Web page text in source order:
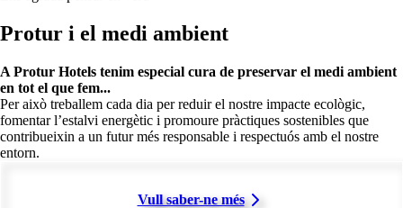
Protur i el medi ambient
A Protur Hotels tenim especial cura de preservar el medi ambient
en tot el que fem...
Per això treballem cada dia per reduir el nostre impacte ecològic,
fomentar l’estalvi energètic i promoure pràctiques sostenibles que
contribueixin a un futur més responsable i respectuós amb el nostre
entorn.
Vull saber-ne més